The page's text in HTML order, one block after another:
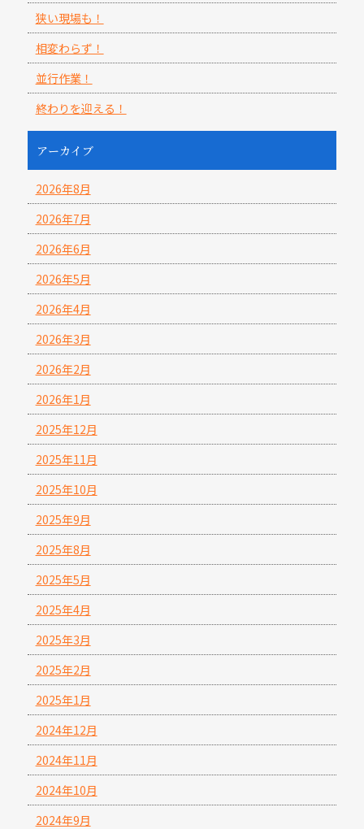
狭い現場も！
相変わらず！
並行作業！
終わりを迎える！
アーカイブ
2026年8月
2026年7月
2026年6月
2026年5月
2026年4月
2026年3月
2026年2月
2026年1月
2025年12月
2025年11月
2025年10月
2025年9月
2025年8月
2025年5月
2025年4月
2025年3月
2025年2月
2025年1月
2024年12月
2024年11月
2024年10月
2024年9月